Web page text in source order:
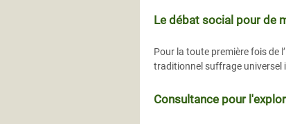
Le débat social pour de
Pour la toute première fois de
traditionnel suffrage universel
Consultance pour